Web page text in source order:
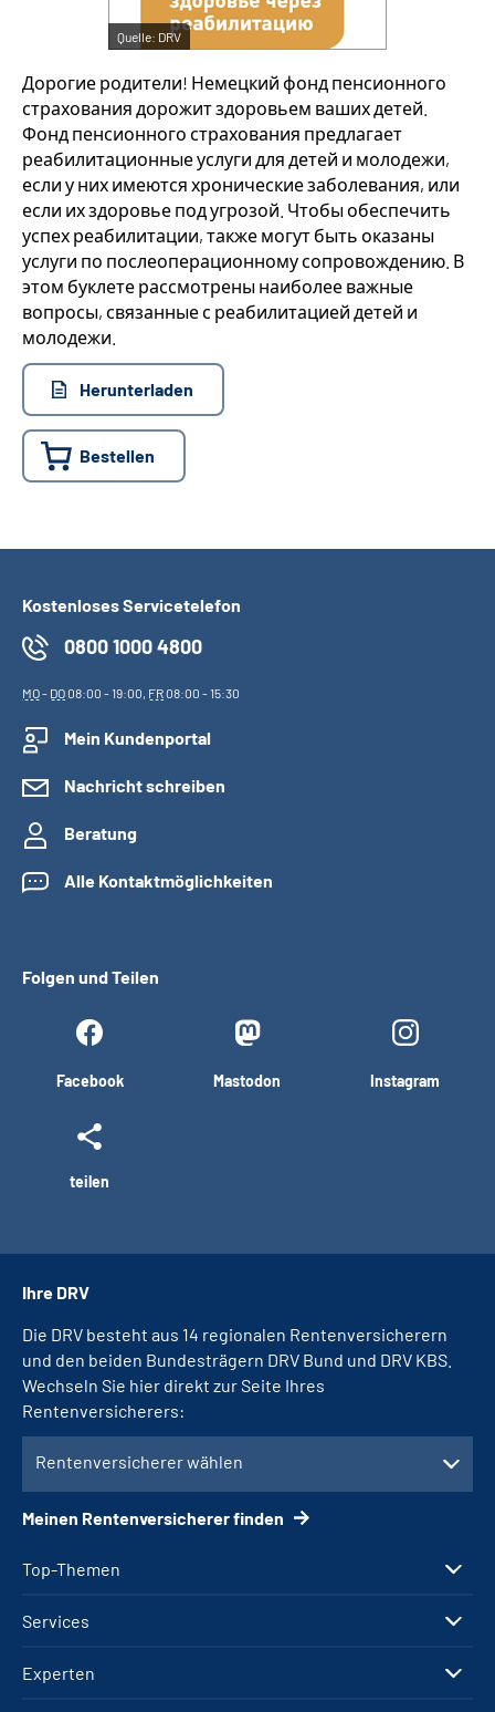
Mein Kundenportal
Quelle: DRV
Дорогие родители! Немецкий фонд пенсионного
страхования дорожит здоровьем ваших детей.
Фонд пенсионного страхования предлагает
реабилитационные услуги для детей и молодежи,
если у них имеются хронические заболевания, или
если их здоровье под угрозой. Чтобы обеспечить
успех реабилитации, также могут быть оказаны
услуги по послеоперационному сопровождению. В
этом буклете рассмотрены наиболее важные
вопросы, связанные с реабилитацией детей и
молодежи.
Herunterladen
Bestellen
Kostenloses Servicetelefon
0800 1000 4800
MO- DO08:00 - 19:00, FR08:00 - 15:30
Mein Kundenportal
Nachricht schreiben
Beratung
Alle Kontaktmöglichkeiten
Folgen und Teilen
Facebook Mastodon Instagram
teilen
Top-Themen
Services
Experten
Ihre DRV
Die DRV besteht aus 14 regionalen Rentenversicherern
und den beiden Bundesträgern DRV Bund und DRV KBS.
Wechseln Sie hier direkt zur Seite Ihres
Rentenversicherers:
Rentenversicherer wählen
Meinen Rentenversicherer finden